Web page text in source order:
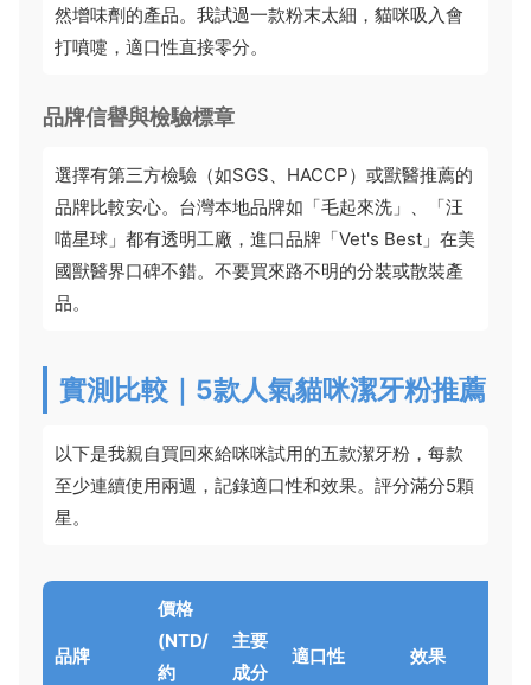
然增味劑的產品。我試過一款粉末太細，貓咪吸入會
打噴嚏，適口性直接零分。
品牌信譽與檢驗標章
選擇有第三方檢驗（如SGS、HACCP）或獸醫推薦的
品牌比較安心。台灣本地品牌如「毛起來洗」、「汪
喵星球」都有透明工廠，進口品牌「Vet's Best」在美
國獸醫界口碑不錯。不要買來路不明的分裝或散裝產
品。
實測比較｜5款人氣貓咪潔牙粉推薦
以下是我親自買回來給咪咪試用的五款潔牙粉，每款
至少連續使用兩週，記錄適口性和效果。評分滿分5顆
星。
品牌
價格
(NTD/
約
主要
成分
適口性 效果